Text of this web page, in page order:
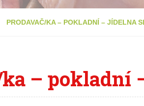
PRODAVAČ/KA – POKLADNÍ – JÍDELNA
– pokladní